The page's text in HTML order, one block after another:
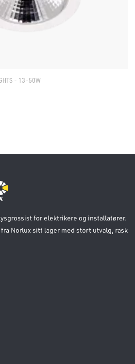
- 13–50W
for elektrikere og installatører.
Norlux sitt lager med stort utvalg, rask